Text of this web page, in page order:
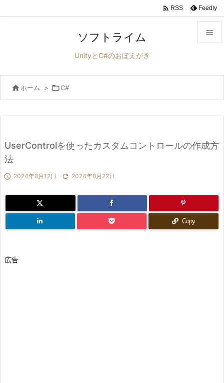


前へ
次へ
 RSS Feedly
ソフトライム
UnityとC#のおぼえがき
 ホーム > C#
UserControlを使ったカスタムコントロールの作成方
法
 2024年8月12日  2024年8月22日
Copy
広告